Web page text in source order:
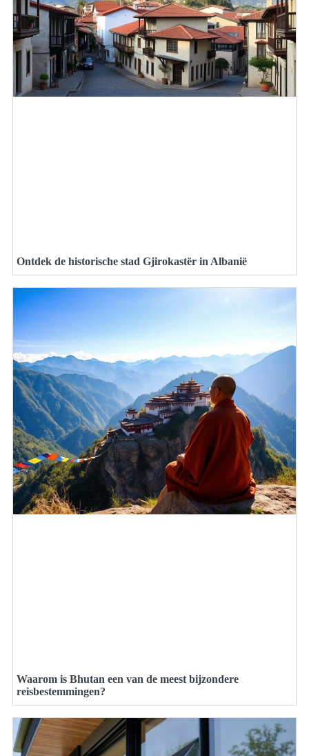
Ontdek de historische stad Gjirokastër in Albanië
Waarom is Bhutan een van de meest bijzondere
reisbestemmingen?